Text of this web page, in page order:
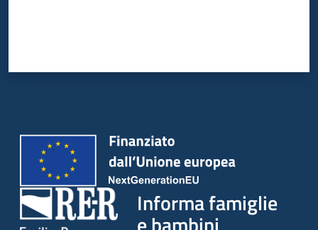
Informa famiglie